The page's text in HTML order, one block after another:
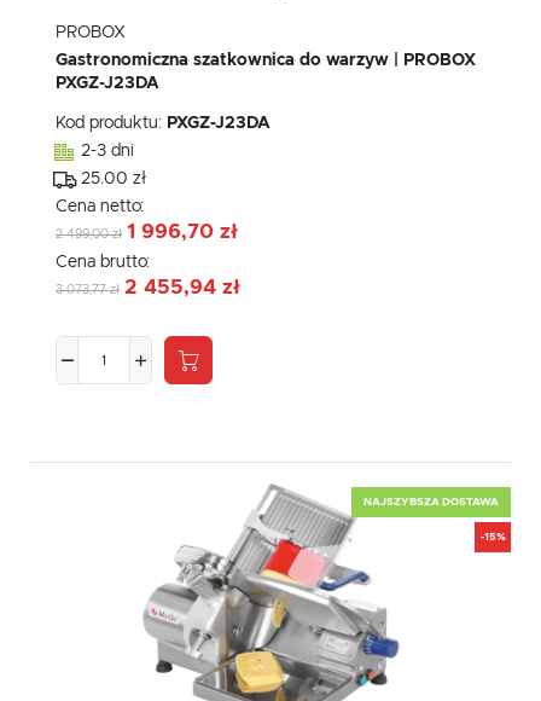
PROBOX
Gastronomiczna szatkownica do warzyw | PROBOX
PXGZ-J23DA
Kod produktu: PXGZ-J23DA
2-3 dni
25.00 zł
Cena netto:
2 499,00 zł 1 996,70 zł
Cena brutto:
3 073,77 zł 2 455,94 zł
NAJSZYBSZA DOSTAWA
-15%